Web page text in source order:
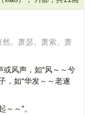
然。萧瑟。萧索。萧
风声，如“风～～兮
，如“华发～～老遂
～～”。